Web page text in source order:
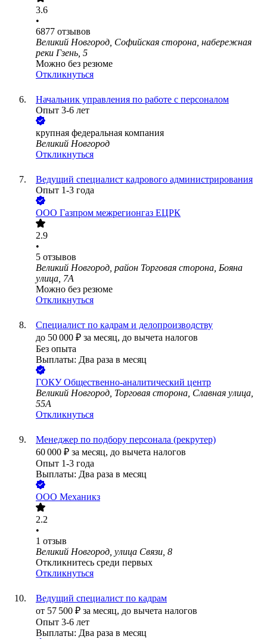
3.6
•
6877 отзывов
Великий Новгород, Софийская сторона, набережная
реки Гзень, 5
Можно без резюме
Откликнуться
Начальник управления по работе с персоналом
Опыт 3-6 лет
крупная федеральная компания
Великий Новгород
Откликнуться
Ведущий специалист кадрового администрирования
Опыт 1-3 года
ООО Газпром межрегионгаз ЕЦРК
2.9
•
5 отзывов
Великий Новгород, район Торговая сторона, Бояна
улица, 7А
Можно без резюме
Откликнуться
Специалист по кадрам и делопроизводству
до 50 000 ₽ за месяц, до вычета налогов
Без опыта
Выплаты: Два раза в месяц
ГОКУ Общественно-аналитический центр
Великий Новгород, Торговая сторона, Славная улица,
55А
Откликнуться
Менеджер по подбору персонала (рекрутер)
60 000 ₽ за месяц, до вычета налогов
Опыт 1-3 года
Выплаты: Два раза в месяц
ООО Механикз
2.2
•
1 отзыв
Великий Новгород, улица Связи, 8
Откликнитесь среди первых
Откликнуться
Ведущий специалист по кадрам
от 57 500 ₽ за месяц, до вычета налогов
Опыт 3-6 лет
Выплаты: Два раза в месяц